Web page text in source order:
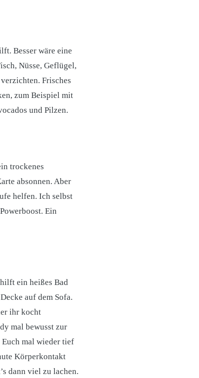
Besser wäre eine
Nüsse, Geflügel,
Frisches
zum Beispiel mit
und Pilzen.
trockenes
absonnen. Aber
helfen. Ich selbst
Ein
ein heißes Bad
auf dem Sofa.
ihr kocht
mal bewusst zur
Euch mal wieder tief
Körperkontakt
dann viel zu lachen.